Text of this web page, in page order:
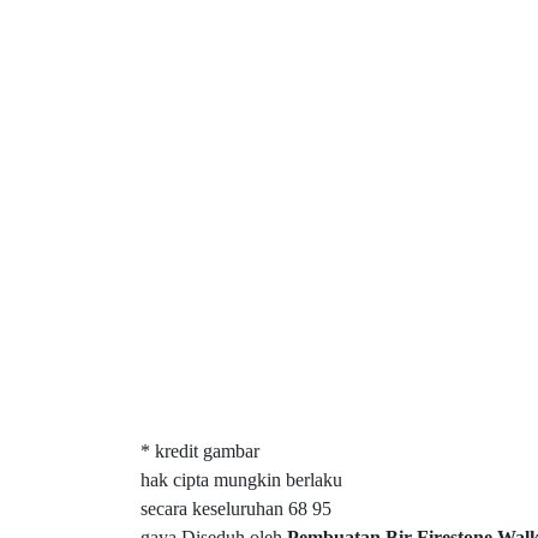
* kredit gambar
hak cipta mungkin berlaku
secara keseluruhan 68 95